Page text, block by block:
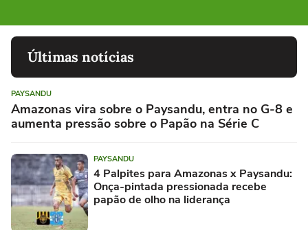
Últimas notícias
PAYSANDU
Amazonas vira sobre o Paysandu, entra no G-8 e
aumenta pressão sobre o Papão na Série C
PAYSANDU
4 Palpites para Amazonas x Paysandu:
Onça-pintada pressionada recebe
papão de olho na liderança